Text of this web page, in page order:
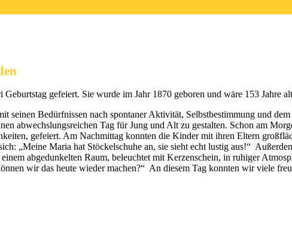
gefeiert. Sie wurde im Jahr 1870 geboren und wäre 153 Jahre
Bedürfnissen nach spontaner Aktivität, Selbstbestimmung und
abwechslungsreichen Tag für Jung und Alt zu gestalten. Schon am
gefeiert. Am Nachmittag konnten die Kinder mit ihren Eltern
„Meine Maria hat Stöckelschuhe an, sie sieht echt lustig aus!“
abgedunkelten Raum, beleuchtet mit Kerzenschein, in ruhiger
wir das heute wieder machen?“ An diesem Tag konnten wir viele